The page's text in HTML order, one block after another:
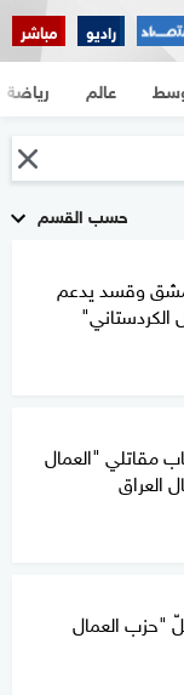
راديو مباشر
عالم رياضة
حسب القسم
وقسد يدعم
الكردستاني"
مقاتلي "العمال
العراق
"حزب العمال